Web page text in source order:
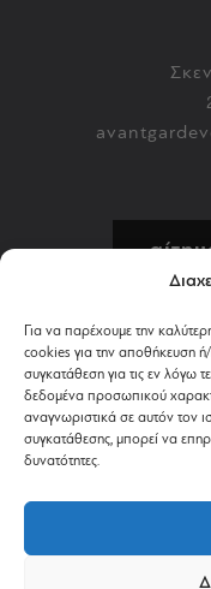
Για να παρέχουμε την
cookies για την αποθήκευση
συγκατάθεση για τις εν λόγω
δεδομένα προσωπικού
αναγνωριστικά σε αυτόν τον
συγκατάθεσης, μπορεί να
δυνατότητες.